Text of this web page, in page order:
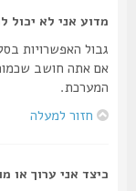
מדוע אני לא יכול
גבול האפשרויות
אם אתה חושב שכמות
המערכת.
חזור למעלה
כיצד אני ערוך או מוחק